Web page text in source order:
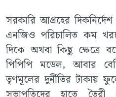
সরকারি আগ্রহের
এনজিও পরিচালিত কম
দিকে অথবা কিছু ক্ষেত্রে
পিপিপি মডেল, আবার
তৃণমূলের দুর্নীতির টাকায়